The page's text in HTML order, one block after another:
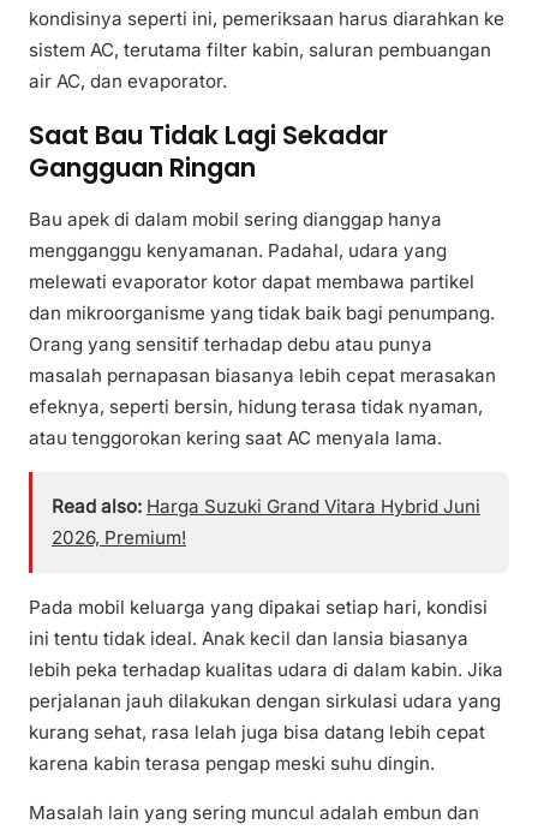
kondisinya seperti ini, pemeriksaan harus diarahkan ke
sistem AC, terutama filter kabin, saluran pembuangan
air AC, dan evaporator.
Saat Bau Tidak Lagi Sekadar
Gangguan Ringan
Bau apek di dalam mobil sering dianggap hanya
mengganggu kenyamanan. Padahal, udara yang
melewati evaporator kotor dapat membawa partikel
dan mikroorganisme yang tidak baik bagi penumpang.
Orang yang sensitif terhadap debu atau punya
masalah pernapasan biasanya lebih cepat merasakan
efeknya, seperti bersin, hidung terasa tidak nyaman,
atau tenggorokan kering saat AC menyala lama.
Read also: Harga Suzuki Grand Vitara Hybrid Juni
2026, Premium!
Pada mobil keluarga yang dipakai setiap hari, kondisi
ini tentu tidak ideal. Anak kecil dan lansia biasanya
lebih peka terhadap kualitas udara di dalam kabin. Jika
perjalanan jauh dilakukan dengan sirkulasi udara yang
kurang sehat, rasa lelah juga bisa datang lebih cepat
karena kabin terasa pengap meski suhu dingin.
Masalah lain yang sering muncul adalah embun dan